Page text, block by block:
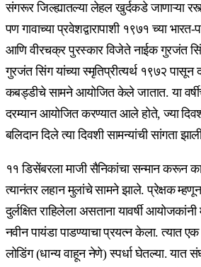
संगरूर जिल्ह्यातल्या लेहल खुर्दकडे जाणाऱ्या
पण गावाच्या प्रवेशद्वारापाशी १९७१ च्या
आणि वीरचक्र पुरस्कार विजेते नाईक गुरजंत
गुरजंत सिंग यांच्या स्मृतिप्रीत्यर्थ १९७२ पासून
कबड्डीचे सामने आयोजित केले जातात. या
दरम्यान आयोजित करण्यात आले होते, ज्या
बलिदान दिले त्या दिवशी सामन्यांची सांगता
११ डिसेंबरला माजी सैनिकांचा सन्मान करून
त्यानंतर लहान मुलांचे सामने झाले. प्रेक्षक
दुर्लक्षित राहिलेला असताना यावर्षी
नवीन पायंडा पाडण्याचा प्रयत्न केला. त्यात
लोडिंग (धान्य वाहून नेणे) स्पर्धा घेतल्या. यात